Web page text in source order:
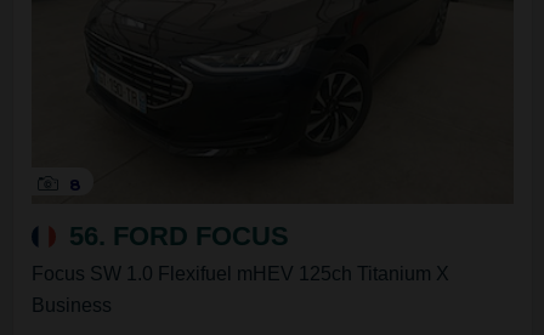
8
56. FORD FOCUS
Focus SW 1.0 Flexifuel mHEV 125ch Titanium X
Business